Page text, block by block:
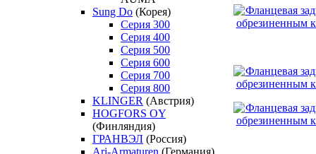
Sung Do (Корея)
Серия 300
Серия 400
Серия 500
Серия 600
Серия 700
Серия 800
KLINGER (Австрия)
HOGFORS OY
(Финляндия)
ГРАНВЭЛ (Россия)
Ari-Armaturen (Германия)